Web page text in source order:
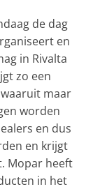
de dag
en
in Rivalta
zo een
maar
worden
en dus
en krijgt
Mopar heeft
in het